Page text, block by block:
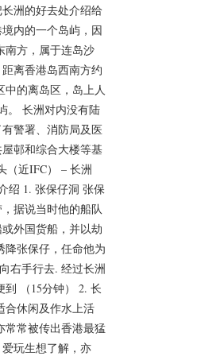
洲的好去处介绍给
境内的一个岛屿，因
南方，属于连岛沙
离香港岛西南方约
中的离岛区，岛上人
。 长洲对内没有陆
警署、消防局及医
邨和综合大楼等基
（近IFC） – 长洲
绍 1. 张保仔洞 张保
据说当时他的船队
外国货船，并以劫
降张保仔，任命他为
右手行去. 经过长洲
（15分钟） 2. 长
合休闲及作水上活
常常被传出香港最猛
玩生想了解，亦